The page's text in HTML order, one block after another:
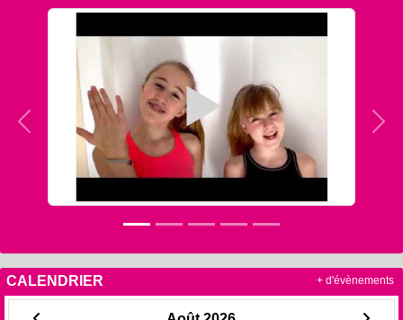
Précedent
CALENDRIER + d'évènements